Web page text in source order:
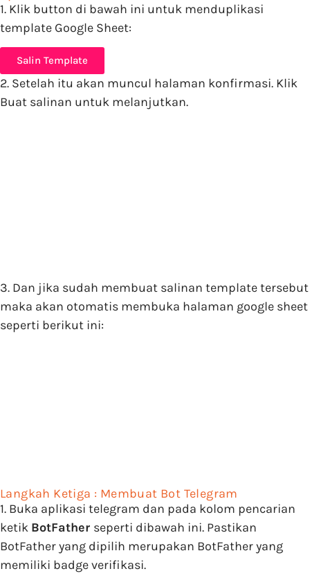
1. Klik button di bawah ini untuk menduplikasi
template Google Sheet:
Salin Template
2. Setelah itu akan muncul halaman konfirmasi. Klik
Buat salinan untuk melanjutkan.
3. Dan jika sudah membuat salinan template tersebut
maka akan otomatis membuka halaman google sheet
seperti berikut ini:
Langkah Ketiga : Membuat Bot Telegram
1. Buka aplikasi telegram dan pada kolom pencarian
ketik BotFather seperti dibawah ini. Pastikan
BotFatheryang dipilih merupakan BotFatheryang
memiliki badge verifikasi.